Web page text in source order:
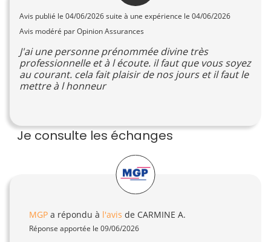
Avis publié le 04/06/2026suite à une expérience le 04/06/2026
Avis modéré par Opinion Assurances
J'ai une personne prénommée divine très
professionnelle et à l écoute. il faut que vous soyez
au courant. cela fait plaisir de nos jours et il faut le
mettre à l honneur
Je consulte les échanges
MGP a répondu à l'avis de CARMINE A.
Réponse apportée le 09/06/2026